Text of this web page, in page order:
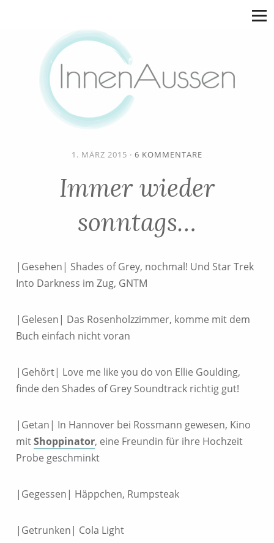
1. MÄRZ 2015 · 6 KOMMENTARE
Immer wieder
sonntags…
|Gesehen| Shades of Grey, nochmal! Und Star Trek
Into Darkness im Zug, GNTM
|Gelesen| Das Rosenholzzimmer, komme mit dem
Buch einfach nicht voran
|Gehört| Love me like you do von Ellie Goulding,
finde den Shades of Grey Soundtrack richtig gut!
|Getan| In Hannover bei Rossmann gewesen, Kino
mitShoppinator, eine Freundin für ihre Hochzeit
Probe geschminkt
|Gegessen| Häppchen, Rumpsteak
|Getrunken| Cola Light